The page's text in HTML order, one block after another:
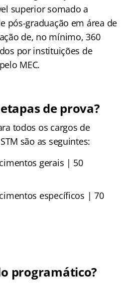
superior somado a
pós-graduação em área de
de, no mínimo, 360
por instituições de
MEC.
de prova?
todos os cargos de
são as seguintes:
gerais | 50
específicos | 70
programático?